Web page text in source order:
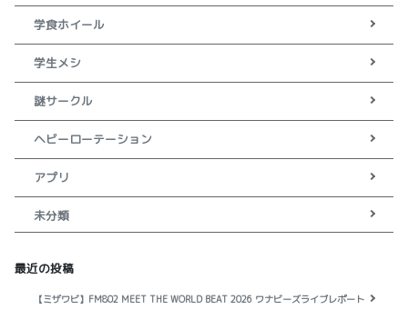
学食ホイール
学生メシ
謎サークル
ヘビーローテーション
アプリ
未分類
最近の投稿
【ミザワビ】FM802 MEET THE WORLD BEAT 2026 ワナビーズライブレポート